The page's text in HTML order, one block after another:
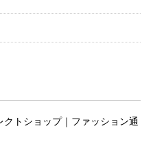
トショップ｜ファッション通